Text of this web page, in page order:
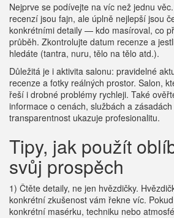
Nejprve se podívejte na víc než jednu
recenzí jsou fajn, ale úplně nejlepší jsou
konkrétními detaily — kdo masíroval, co
průběh. Zkontrolujte datum recenze a
hledáte (tantra, nuru, tělo na tělo atd.).
Důležitá je i aktivita salonu: pravidelné
recenze a fotky reálných prostor. Salon,
řeší i drobné problémy rychleji. Také
informace o cenách, službách a
transparentnost ukazuje profesionalitu.
Tipy, jak použít
svůj prospěch
1) Čtěte detaily, ne jen hvězdičky.
konkrétní zkušenost vám řekne víc.
konkrétní masérku, techniku nebo